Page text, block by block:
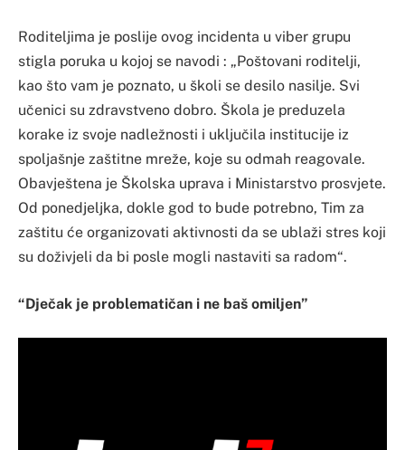
Roditeljima je poslije ovog incidenta u viber grupu
stigla poruka u kojoj se navodi : „Poštovani roditelji,
kao što vam je poznato, u školi se desilo nasilje. Svi
učenici su zdravstveno dobro. Škola je preduzela
korake iz svoje nadležnosti i uključila institucije iz
spoljašnje zaštitne mreže, koje su odmah reagovale.
Obavještena je Školska uprava i Ministarstvo prosvjete.
Od ponedjeljka, dokle god to bude potrebno, Tim za
zaštitu će organizovati aktivnosti da se ublaži stres koji
su doživjeli da bi posle mogli nastaviti sa radom“.
“Dječak je problematičan i ne baš omiljen”